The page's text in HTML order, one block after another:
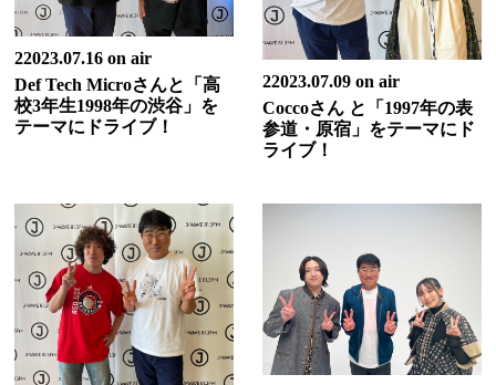
22023.07.16 on air
Def Tech Microさんと「高
校3年生1998年の渋谷」を
テーマにドライブ！
22023.07.09 on air
Coccoさん と「1997年の表
参道・原宿」をテーマにド
ライブ！